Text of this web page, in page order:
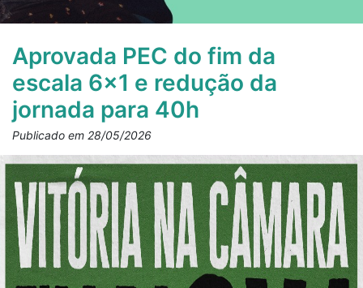
Aprovada PEC do fim da
escala 6×1 e redução da
jornada para 40h
Publicado em 28/05/2026